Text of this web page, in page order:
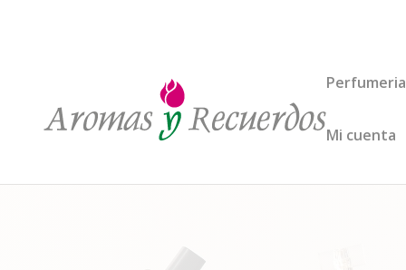
Perfumeria
Mi cuenta